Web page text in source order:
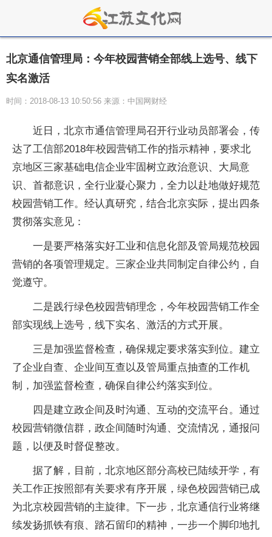
北京通信管理局：今年校园营销全部线上选号、线下
实名激活
时间：2018-08-13 10:50:56 来源：中国网财经
近日，北京市通信管理局召开行业动员部署会，传
达了工信部2018年校园营销工作的指示精神，要求北
京地区三家基础电信企业牢固树立政治意识、大局意
识、首都意识，全行业凝心聚力，全力以赴地做好规范
校园营销工作。经认真研究，结合北京实际，提出四条
贯彻落实意见：
一是要严格落实好工业和信息化部及管局规范校园
营销的各项管理规定。三家企业共同制定自律公约，自
觉遵守。
二是践行绿色校园营销理念，今年校园营销工作全
部实现线上选号，线下实名、激活的方式开展。
三是加强监督检查，确保规定要求落实到位。建立
了企业自查、企业间互查以及管局重点抽查的工作机
制，加强监督检查，确保自律公约落实到位。
四是建立政企间及时沟通、互动的交流平台。通过
校园营销微信群，政企间随时沟通、交流情况，通报问
题，以便及时督促整改。
据了解，目前，北京地区部分高校已陆续开学，有
关工作正按照部有关要求有序开展，绿色校园营销已成
为北京校园营销的主旋律。下一步，北京通信行业将继
续发扬抓铁有痕、踏石留印的精神，一步一个脚印地扎